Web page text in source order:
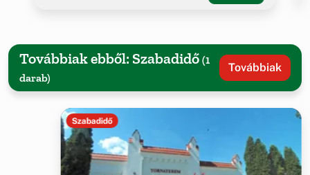
Továbbiak ebből: Szabadidő (1
darab)
Továbbiak
Szabadidő